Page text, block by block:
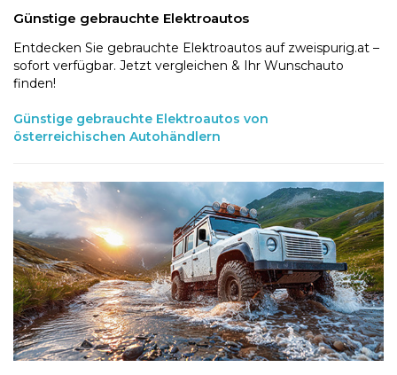
Günstige gebrauchte Elektroautos
Entdecken Sie gebrauchte Elektroautos auf zweispurig.at –
sofort verfügbar. Jetzt vergleichen & Ihr Wunschauto
finden!
Günstige gebrauchte Elektroautos von
österreichischen Autohändlern